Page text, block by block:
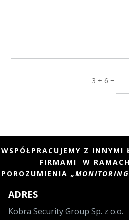
3 + 6 =
WSPÓŁPRACUJEMY Z INNYMI
FIRMAMI W RAMACH
POROZUMIENIA „
ADRES
Kobra Security Group Sp. z o.o.